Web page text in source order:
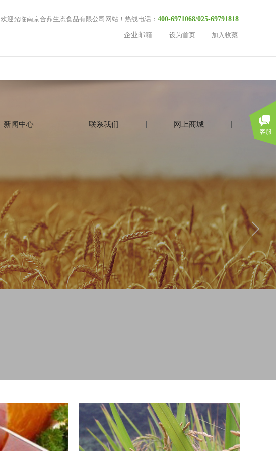
设为首页 加入收藏
欢迎光临南京合鼎生态食品有限公司网站！热线电话： 400-6971068/025-69791818
企业邮箱
新闻中心 联系我们 网上商城
客服